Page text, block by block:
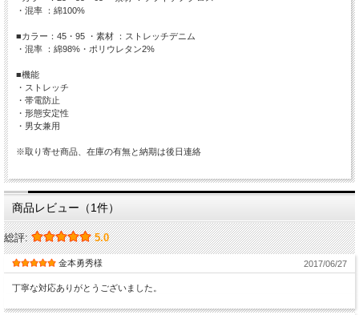
・混率 ：綿100%
■カラー：45・95 ・素材 ：ストレッチデニム
・混率 ：綿98%・ポリウレタン2%
■機能
・ストレッチ
・帯電防止
・形態安定性
・男女兼用
※取り寄せ商品、在庫の有無と納期は後日連絡
商品レビュー（1件）
総評: 5.0
金本勇秀様 2017/06/27
丁寧な対応ありがとうございました。